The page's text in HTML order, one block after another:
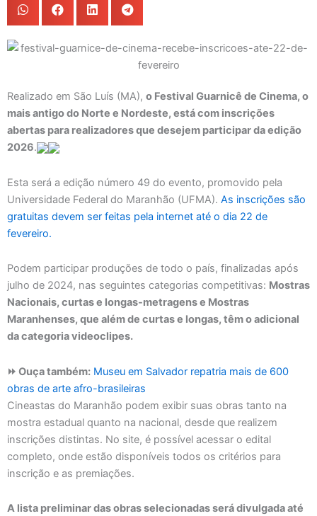
Realizado em São Luís (MA), o Festival Guarnicê de Cinema, o
mais antigo do Norte e Nordeste, está com inscrições
abertas para realizadores que desejem participar da edição
2026.
Esta será a edição número 49 do evento, promovido pela
Universidade Federal do Maranhão (UFMA). As inscrições são
gratuitas devem ser feitas pela internet até o dia 22 de
fevereiro.
Podem participar produções de todo o país, finalizadas após
julho de 2024, nas seguintes categorias competitivas: Mostras
Nacionais, curtas e longas-metragens e Mostras
Maranhenses, que além de curtas e longas, têm o adicional
da categoria videoclipes.
⏩ Ouça também: Museu em Salvador repatria mais de 600
obras de arte afro-brasileiras
Cineastas do Maranhão podem exibir suas obras tanto na
mostra estadual quanto na nacional, desde que realizem
inscrições distintas. No site, é possível acessar o edital
completo, onde estão disponíveis todos os critérios para
inscrição e as premiações.
A lista preliminar das obras selecionadas será divulgada até